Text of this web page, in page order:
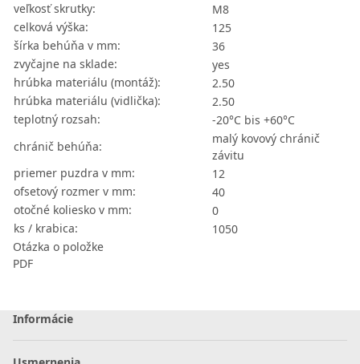
veľkosť skrutky:
M8
celková výška:
125
šírka behúňa v mm:
36
zvyčajne na sklade:
yes
hrúbka materiálu (montáž):
2.50
hrúbka materiálu (vidlička):
2.50
teplotný rozsah:
-20°C bis +60°C
chránič behúňa:
malý kovový chránič
závitu
priemer puzdra v mm:
12
ofsetový rozmer v mm:
40
otočné koliesko v mm:
0
ks / krabica:
1050
Otázka o položke
PDF
Informácie